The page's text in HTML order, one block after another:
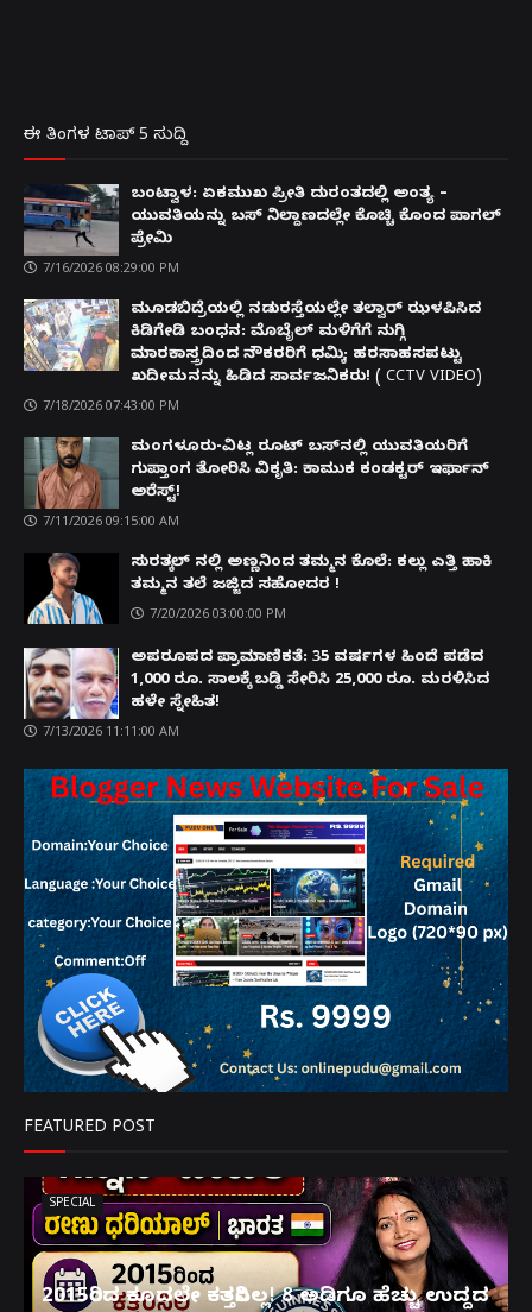
ಈ ತಿಂಗಳ ಟಾಪ್ 5 ಸುದ್ದಿ
ಬಂಟ್ವಾಳ: ಏಕಮುಖ ಪ್ರೀತಿ ದುರಂತದಲ್ಲಿ ಅಂತ್ಯ –
ಯುವತಿಯನ್ನು ಬಸ್ ನಿಲ್ದಾಣದಲ್ಲೇ ಕೊಚ್ಚಿ ಕೊಂದ ಪಾಗಲ್
ಪ್ರೇಮಿ
7/16/2026 08:29:00 PM
ಮೂಡಬಿದ್ರೆಯಲ್ಲಿ ನಡುರಸ್ತೆಯಲ್ಲೇ ತಲ್ವಾರ್ ಝಳಪಿಸಿದ
ಕಿಡಿಗೇಡಿ ಬಂಧನ: ಮೊಬೈಲ್ ಮಳಿಗೆಗೆ ನುಗ್ಗಿ
ಮಾರಕಾಸ್ತ್ರದಿಂದ ನೌಕರರಿಗೆ ಧಮ್ಕಿ; ಹರಸಾಹಸಪಟ್ಟು
ಖದೀಮನನ್ನು ಹಿಡಿದ ಸಾರ್ವಜನಿಕರು! ( CCTV VIDEO)
7/18/2026 07:43:00 PM
ಮಂಗಳೂರು-ವಿಟ್ಲ ರೂಟ್ ಬಸ್‌ನಲ್ಲಿ ಯುವತಿಯರಿಗೆ
ಗುಪ್ತಾಂಗ ತೋರಿಸಿ ವಿಕೃತಿ: ಕಾಮುಕ ಕಂಡಕ್ಟರ್ ಇರ್ಫಾನ್
ಅರೆಸ್ಟ್!
7/11/2026 09:15:00 AM
ಸುರತ್ಕಲ್ ನಲ್ಲಿ ಅಣ್ಣನಿಂದ ತಮ್ಮನ ಕೊಲೆ: ಕಲ್ಲು ಎತ್ತಿ ಹಾಕಿ
ತಮ್ಮನ ತಲೆ ಜಜ್ಜಿದ ಸಹೋದರ !
7/20/2026 03:00:00 PM
ಅಪರೂಪದ ಪ್ರಾಮಾಣಿಕತೆ: 35 ವರ್ಷಗಳ ಹಿಂದೆ ಪಡೆದ
1,000 ರೂ. ಸಾಲಕ್ಕೆ ಬಡ್ಡಿ ಸೇರಿಸಿ 25,000 ರೂ. ಮರಳಿಸಿದ
ಹಳೇ ಸ್ನೇಹಿತ!
7/13/2026 11:11:00 AM
FEATURED POST
SPECIAL
2015ರಿಂದ ಕೂದಲೇ ಕತ್ತರಿಸಿಲ್ಲ! 8 ಅಡಿಗೂ ಹೆಚ್ಚು ಉದ್ದದ